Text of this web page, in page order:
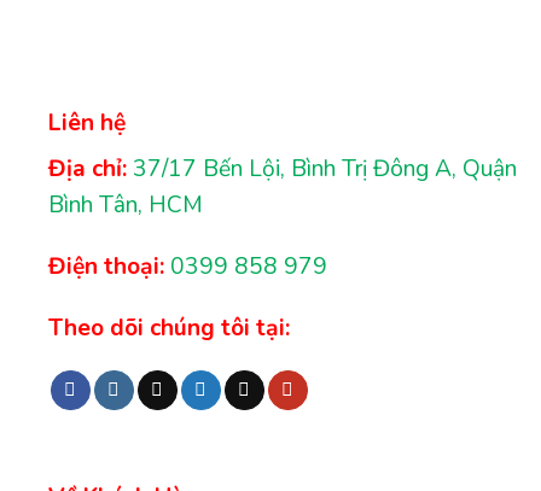
Liên hệ
Địa chỉ: 37/17 Bến Lội, Bình Trị Đông A, Quận
Bình Tân, HCM
Điện thoại: 0399 858 979
Theo dõi chúng tôi tại: